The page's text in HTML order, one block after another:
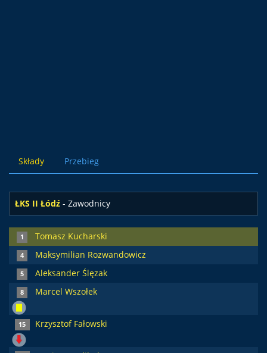
Składy Przebieg
ŁKS II Łódź - Zawodnicy
1 Tomasz Kucharski
4 Maksymilian Rozwandowicz
5 Aleksander Ślęzak
8 Marcel Wszołek
15 Krzysztof Fałowski